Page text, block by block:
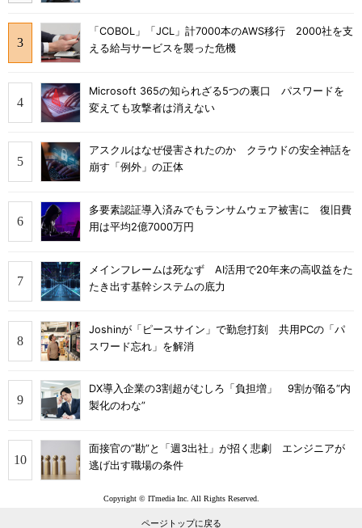
「COBOL」「JCL」計7000本のAWS移行 2000社を支
える給与サービスを襲った危機
Microsoft 365の知られざる5つの裏口 パスワードを
変えても攻撃者は消えない
アスクルはなぜ侵害されたのか クラウドの安全神話を
崩す「例外」の正体
多要素認証導入済みでもランサムウェア被害に 復旧費
用は平均2億7000万円
メインフレームは死なず AI活用で20年来の高収益をた
たき出す基幹システムの底力
Joshinが「ピースサイン」で勤怠打刻 共用PCの「パ
スワード忘れ」を解消
DX導入企業の3割超がむしろ「負担増」 9割が陥る“内
製化のわな”
面接官の“勘”と「週3出社」が招く悲劇 エンジニアが
逃げ出す職場の条件
Copyright © ITmedia Inc. All Rights Reserved.
ページトップに戻る